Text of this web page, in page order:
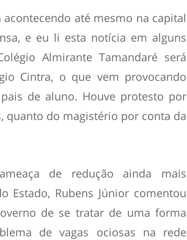
até mesmo na capital
e eu li esta notícia em alguns
Almirante Tamandaré será
Cintra, o que vem provocando
de aluno. Houve protesto por
quanto do magistério por conta da
de redução ainda mais
Estado, Rubens Júnior comentou
de se tratar de uma forma
de vagas ociosas na rede